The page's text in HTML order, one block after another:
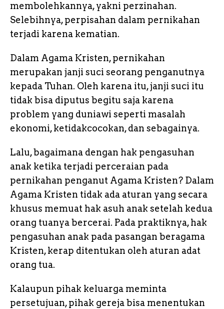
membolehkannya, yakni perzinahan.
Selebihnya, perpisahan dalam pernikahan
terjadi karena kematian.
Dalam Agama Kristen, pernikahan
merupakan janji suci seorang penganutnya
kepada Tuhan. Oleh karena itu, janji suci itu
tidak bisa diputus begitu saja karena
problem yang duniawi seperti masalah
ekonomi, ketidakcocokan, dan sebagainya.
Lalu, bagaimana dengan hak pengasuhan
anak ketika terjadi perceraian pada
pernikahan penganut Agama Kristen? Dalam
Agama Kristen tidak ada aturan yang secara
khusus memuat hak asuh anak setelah kedua
orang tuanya bercerai. Pada praktiknya, hak
pengasuhan anak pada pasangan beragama
Kristen, kerap ditentukan oleh aturan adat
orang tua.
Kalaupun pihak keluarga meminta
persetujuan, pihak gereja bisa menentukan